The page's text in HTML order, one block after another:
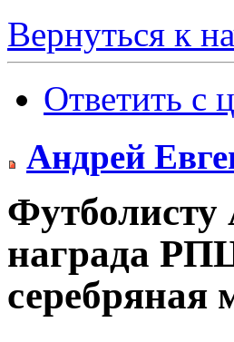
Вернуться к
Ответить с
Андрей
награда
серебряная